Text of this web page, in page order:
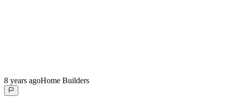
8 years agoHome Builders